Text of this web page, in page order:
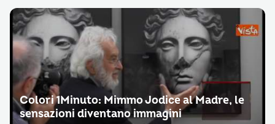
Colori 1Minuto: Mimmo Jodice al Madre, le
sensazioni diventano immagini